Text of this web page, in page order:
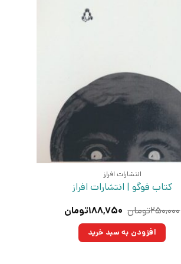
انتشارات افراز
کتاب فوگو | انتشارات افراز
۲۵۰,۰۰۰تومان قیمت
۲۵۰,۰۰۰تومان
بود.
۱۸۸,۷۵۰تومان
افزودن به سبد خرید